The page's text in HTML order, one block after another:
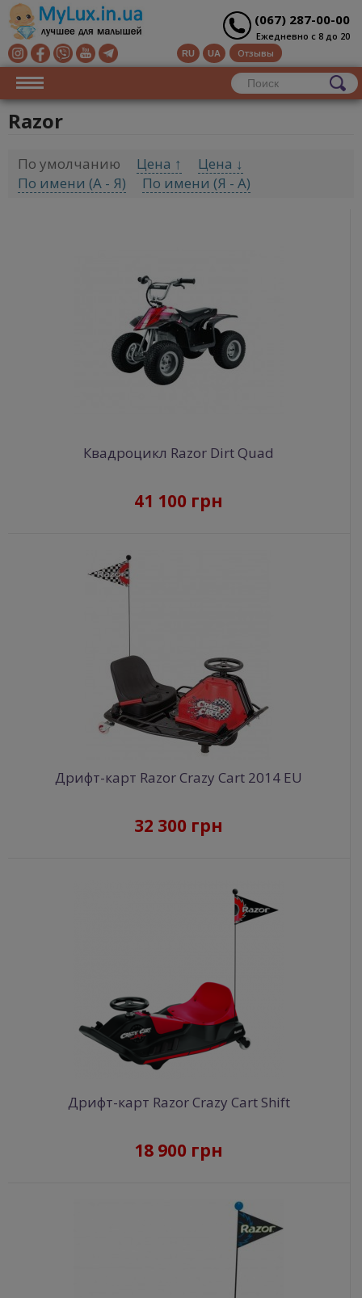
(067) 287-00-00
Ежедневно с 8 до 20
RU UA Отзывы
Razor
По умолчанию Цена ↑
Цена ↓
По имени (A - Я)
По имени (Я - A)
Квадроцикл Razor Dirt Quad
41 100 грн
Дрифт-карт Razor Crazy Cart 2014 EU
32 300 грн
Дрифт-карт Razor Crazy Cart Shift
18 900 грн